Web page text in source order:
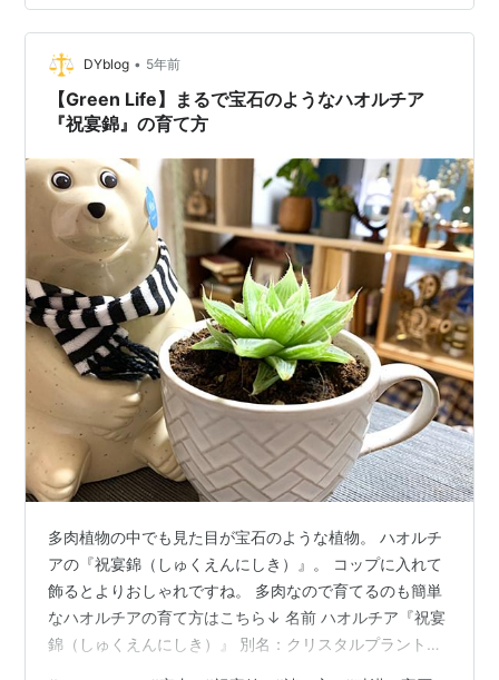
肉植物の中でも人気のある一種で、 ロゼット状に育つそ
の美しい葉のフォルムと独特なパターンから、 世界中の
多肉植物愛好家から愛されていて、 コレクターも…
DYblog • 5年前
【Green Life】まるで宝石のようなハオルチア
『祝宴錦』の育て方
多肉植物の中でも見た目が宝石のような植物。 ハオルチ
アの『祝宴錦（しゅくえんにしき）』。 コップに入れて
飾るとよりおしゃれですね。 多肉なので育てるのも簡単
なハオルチアの育て方はこちら↓ 名前 ハオルチア『祝宴
錦（しゅくえんにしき）』 別名：クリスタルプラントや